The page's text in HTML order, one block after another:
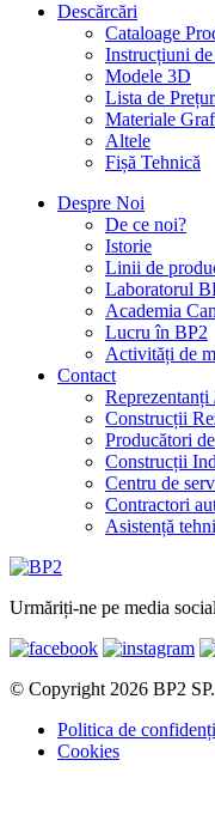
Descărcări
Cataloage
Instrucțiuni
Modele 3D
Lista de
Materiale
Altele
Fișă Tehnică
Despre Noi
De ce noi?
Istorie
Linii de
Laboratorul
Academia
Lucru în BP2
Activități de
Contact
Construcții
Producători
Construcții
Centru de
Contractori
Asistență
Urmăriți-ne pe media
© Copyright 2026 BP2
Politica de
Cookies